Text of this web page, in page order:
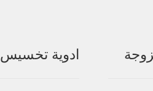
ادوية تخسيس